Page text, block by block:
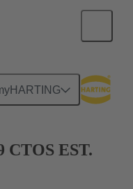
CTOS EST.